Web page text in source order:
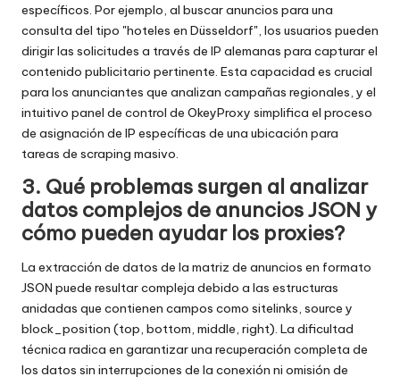
específicos. Por ejemplo, al buscar anuncios para una
consulta del tipo "hoteles en Düsseldorf", los usuarios pueden
dirigir las solicitudes a través de IP alemanas para capturar el
contenido publicitario pertinente. Esta capacidad es crucial
para los anunciantes que analizan campañas regionales, y el
intuitivo panel de control de OkeyProxy simplifica el proceso
de asignación de IP específicas de una ubicación para
tareas de scraping masivo.
3. Qué problemas surgen al analizar
datos complejos de anuncios JSON y
cómo pueden ayudar los proxies?
La extracción de datos de la matriz de anuncios en formato
JSON puede resultar compleja debido a las estructuras
anidadas que contienen campos como sitelinks, source y
block_position (top, bottom, middle, right). La dificultad
técnica radica en garantizar una recuperación completa de
los datos sin interrupciones de la conexión ni omisión de